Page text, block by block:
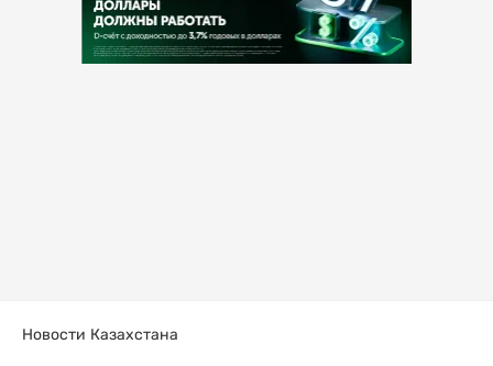
Новости Казахстана